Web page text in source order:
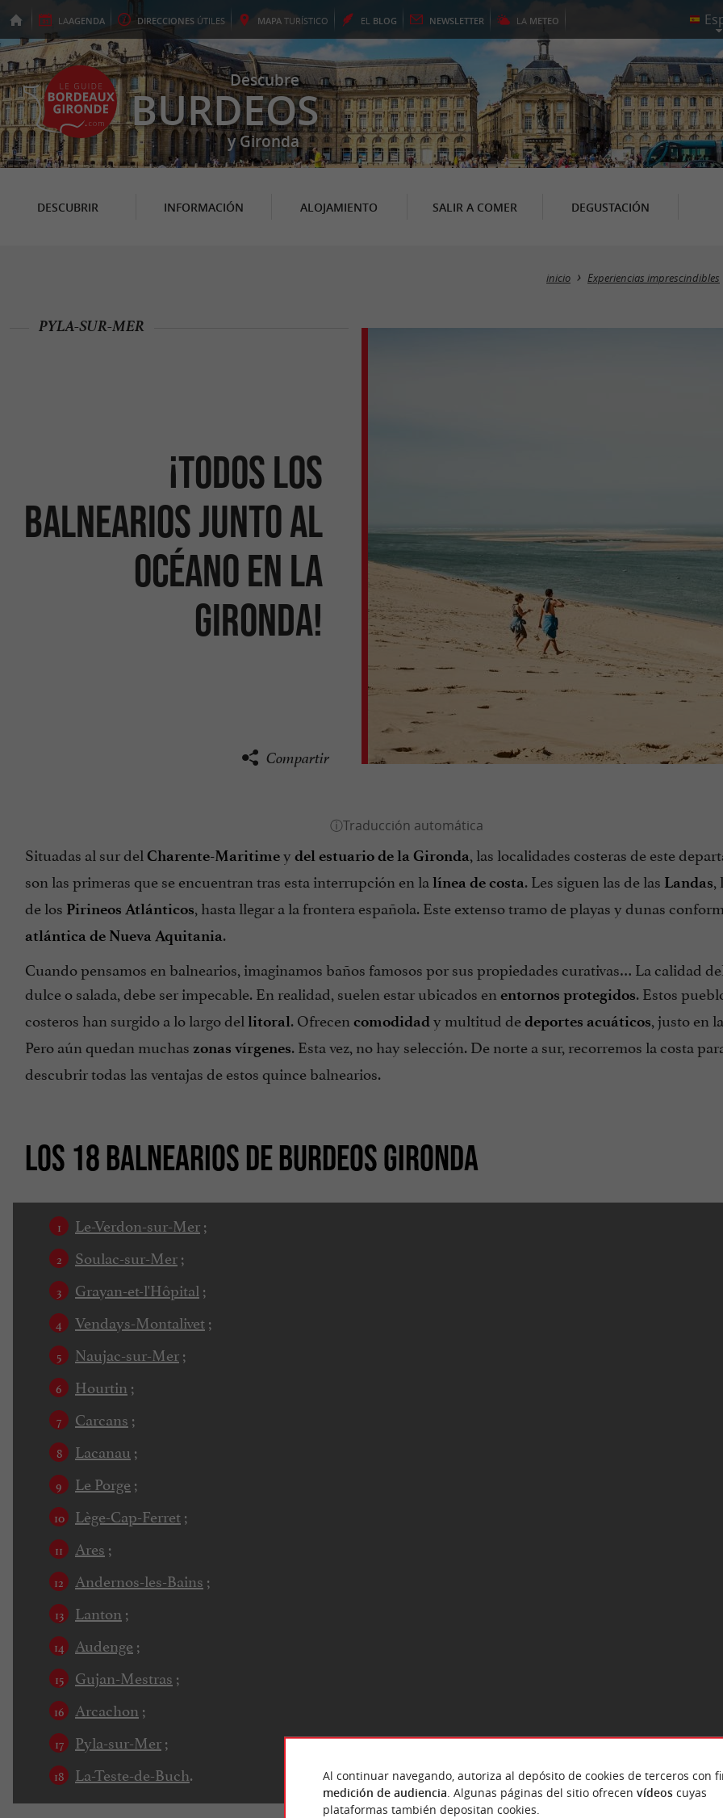
LAAGENDA DIRECCIONES ÚTILES MAPA TURÍSTICO EL BLOG NEWSLETTER LA METEO
Descubre
BURDEOS
y Gironda
DESCUBRIR INFORMACIÓN ALOJAMIENTO SALIR A COMER DEGUSTACIÓN
inicio Experiencias imprescindibles
¡Todos los
balnearios junto al
océano en la
Gironda!
PYLA-SUR-MER
Compartir
Situadas al sur del Charente-Maritimey del estuario de la Gironda, las localidades costeras de este
son las primeras que se encuentran tras esta interrupción en la línea de costa. Les siguen las de las Landas,
de los Pirineos Atlánticos, hasta llegar a la frontera española. Este extenso tramo de playas y dunas
atlántica de Nueva Aquitania.
Cuando pensamos en balnearios, imaginamos baños famosos por sus propiedades curativas… La calidad
dulce o salada, debe ser impecable. En realidad, suelen estar ubicados en entornos protegidos. Estos
costeros han surgido a lo largo del litoral. Ofrecen comodidady multitud dedeportes acuáticos, justo en
Pero aún quedan muchas zonas vírgenes. Esta vez, no hay selección. De norte a sur, recorremos la costa
descubrir todas las ventajas de estos quince balnearios.
LOS 18 BALNEARIOS DE BURDEOS GIRONDA
Le-Verdon-sur-Mer;
Soulac-sur-Mer;
Grayan-et-l'Hôpital ;
Vendays-Montalivet;
Naujac-sur-Mer;
Hourtin ;
Carcans ;
Lacanau ;
Le Porge ;
Lège-Cap-Ferret;
Ares ;
Andernos-les-Bains ;
Lanton ;
Audenge ;
Gujan-Mestras ;
Arcachon ;
Pyla-sur-Mer;
La-Teste-de-Buch.
Al continuar navegando, autoriza al depósito de cookies de terceros con
medición de audiencia . Algunas páginas del sitio ofrecen vídeoscuyas
plataformas también depositan cookies.